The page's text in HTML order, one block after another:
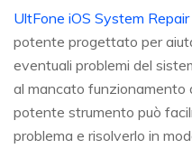
UltFone iOS System Repair
potente progettato per
eventuali problemi del
al mancato funzionamento
potente strumento può
problema e risolverlo in